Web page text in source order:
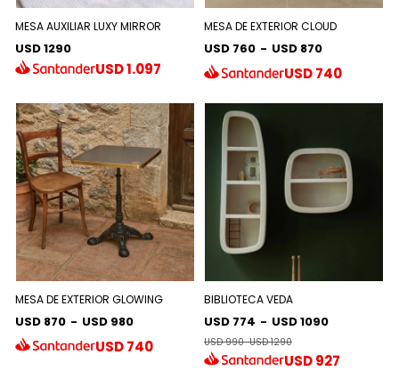
MESA AUXILIAR LUXY MIRROR
USD 1290
USD1.097
MESA DE EXTERIOR CLOUD
USD 760 - USD 870
USD740
MESA DE EXTERIOR GLOWING
USD 870 - USD 980
USD740
BIBLIOTECA VEDA
USD 774 - USD 1090
USD 990-USD 1290
USD927